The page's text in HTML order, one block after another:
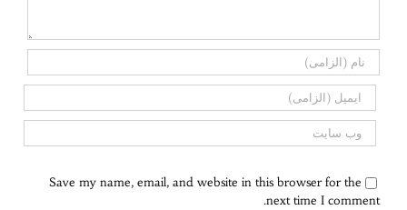
Save my name, email, and website in this browser for the
next time I comment.